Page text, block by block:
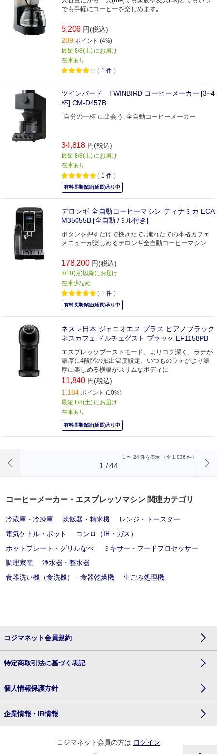
でも手軽にコーヒーを楽しめます｡
5,206 円(税込)
209 ポイント (4%)
最短 8/8(土) にお届け
在庫あり
（ 1 件 ）
ツインバード TWINBIRD コーヒーメーカー [3~4
杯] CM-D457B
"自分の一杯"に出会う､全自動コーヒーメーカー
34,818 円(税込)
最短 8/8(土) にお届け
在庫あり
（ 1 件 ）
有料長期保証(延長)承り中
デロンギ 全自動コーヒーマシン ディナミカ ECA
M35055B [全自動 /ミル付き]
ボタンを押すだけで挽きたて､淹れたての本格カフェ
メニューが楽しめるデロンギ全自動コーヒーマシン
178,200 円(税込)
8/10(月)以降にお届け
在庫少なめ
（ 1 件 ）
有料長期保証(延長)承り中
ネスレ日本 ジェニオエス プラス ピアノブラック
ネスカフェ ドルチェグスト ブラック EF1158PB
エスプレッソブーストモード、よりコク深く、ラテが
濃厚に4段階の抽出温度設定、いつものラテがより濃
厚に楽しめる横幅がスリムなボディに
11,840 円(税込)
1,184 ポイント (10%)
最短 8/8(土) にお届け
在庫あり
有料長期保証(延長)承り中
1 〜 24 件を表示 （全 1,036 件）
1 /44
コーヒーメーカー・エスプレッソマシン 関連カテゴリ
冷蔵庫・冷凍庫 炊飯器・精米機
レンジ・トースター
電気ケトル・ポット
コンロ（IH・ガス）
ホットプレート・グリルなべ
ミキサー・フードプロセッサー
調理家電
浄水器・整水器
食器洗い機（食洗機）・食器乾燥機
生ごみ処理機
コジマネット会員規約
特定商取引法に基づく表記
個人情報保護方針
企業情報・IR情報
コジマネット会員の方は ログイン